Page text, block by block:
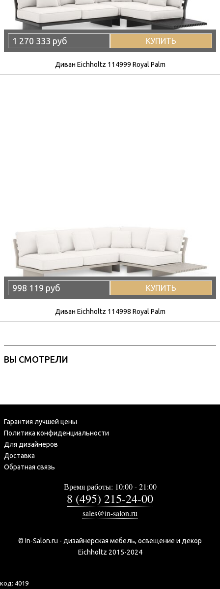
1 270 333 руб КУПИТЬ
Диван Eichholtz 114999 Royal Palm
998 119 руб КУПИТЬ
Диван Eichholtz 114998 Royal Palm
ВЫ СМОТРЕЛИ
Гарантия лучшей цены
Политика конфиденциальности
Для дизайнеров
Доставка
Обратная связь
Время работы: 10:00 - 21:00
8 (495) 215-24-00
sales@in-salon.ru
© In-Salon.ru - дизайнерская мебель, освещение и декор
Eichholtz 2015-2024
код: 4019